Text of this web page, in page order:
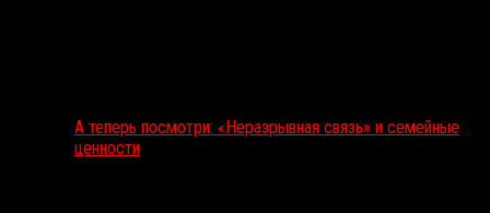
А теперь посмотри: «Неразрывная связь» и семейные
ценности